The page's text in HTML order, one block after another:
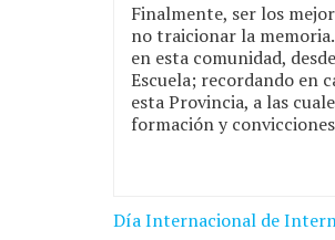
Finalmente, ser los
no traicionar la
en esta comunidad,
Escuela; recordando en
esta Provincia, a las
formación y
Navegación
Día Internacional de